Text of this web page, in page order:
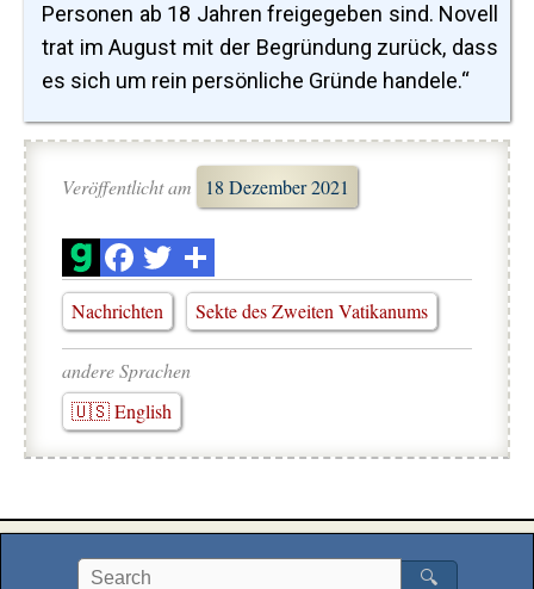
Personen ab 18 Jahren freigegeben sind. Novell
trat im August mit der Begründung zurück, dass
es sich um rein persönliche Gründe handele.“
Veröffentlicht am 18 Dezember 2021
Nachrichten Sekte des Zweiten Vatikanums
andere Sprachen
🇺🇸 English
🔍